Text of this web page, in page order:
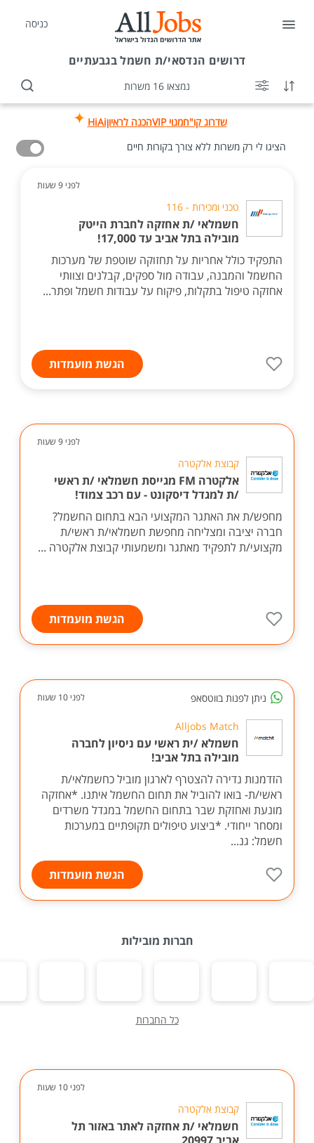
כניסה
דרושים הנדסאי/ת חשמל בגבעתיים
נמצאו 16 משרות
שדרוג קו"חמנוי VIP הכנה לראיוןHiAi
הציגו לי רק משרות ללא צורך בקורות חיים
לפני 9 שעות
טכני ומכירות - 116
חשמלאי /ת אחזקה לחברת הייטק
מובילה בתל אביב עד 17,000!
התפקיד כולל אחריות על תחזוקה שוטפת של מערכות
החשמל והמבנה, עבודה מול ספקים, קבלנים וצוותי
אחזקה טיפול בתקלות, פיקוח על עבודות חשמל ופתר...
הגשת מועמדות
לפני 9 שעות
קבוצת אלקטרה
אלקטרה FM מגייסת חשמלאי /ת ראשי
/ת למגדל דיסקונט - עם רכב צמוד!
מחפש/ת את האתגר המקצועי הבא בתחום החשמל?
חברה יציבה ומצליחה מחפשת חשמלאי/ת ראשי/ת
מקצועי/ת לתפקיד מאתגר ומשמעותי קבוצת אלקטרה ...
הגשת מועמדות
ניתן לפנות בווטסאפ לפני 10 שעות
Alljobs Match
חשמלא /ית ראשי עם ניסיון לחברה
מובילה בתל אביב!
הזדמנות נדירה להצטרף לארגון מוביל כחשמלאי/ת
ראשי/ת- בואו להוביל את תחום החשמל איתנו. *אחזקה
מונעת ואחזקת שבר בתחום החשמל במגדל משרדים
ומסחר ייחודי. *ביצוע טיפולים תקופתיים במערכות
חשמל: גנ...
הגשת מועמדות
חברות מובילות
כל החברות
לפני 10 שעות
קבוצת אלקטרה
חשמלאי /ת אחזקה לאתר באזור תל